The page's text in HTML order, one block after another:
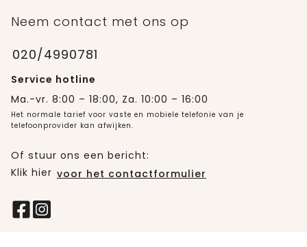
Neem contact met ons op
020/4990781
Service hotline
Ma.-vr. 8:00 – 18:00, Za. 10:00 – 16:00
Het normale tarief voor vaste en mobiele telefonie van je
telefoonprovider kan afwijken.
Of stuur ons een bericht:
Klik hier voor het contactformulier